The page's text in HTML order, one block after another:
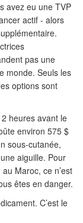
avez eu une TVP
actif - alors
pas une
monde. Seuls les
options sont
heures avant le
environ 575 $
sous-cutanée,
aiguille. Pour
Maroc, ce n’est
êtes en danger.
C’est le